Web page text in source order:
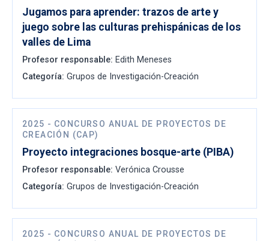
Jugamos para aprender: trazos de arte y
juego sobre las culturas prehispánicas de los
valles de Lima
Profesor responsable: Edith Meneses
Categoría: Grupos de Investigación-Creación
2025 - CONCURSO ANUAL DE PROYECTOS DE
CREACIÓN (CAP)
Proyecto integraciones bosque-arte (PIBA)
Profesor responsable: Verónica Crousse
Categoría: Grupos de Investigación-Creación
2025 - CONCURSO ANUAL DE PROYECTOS DE